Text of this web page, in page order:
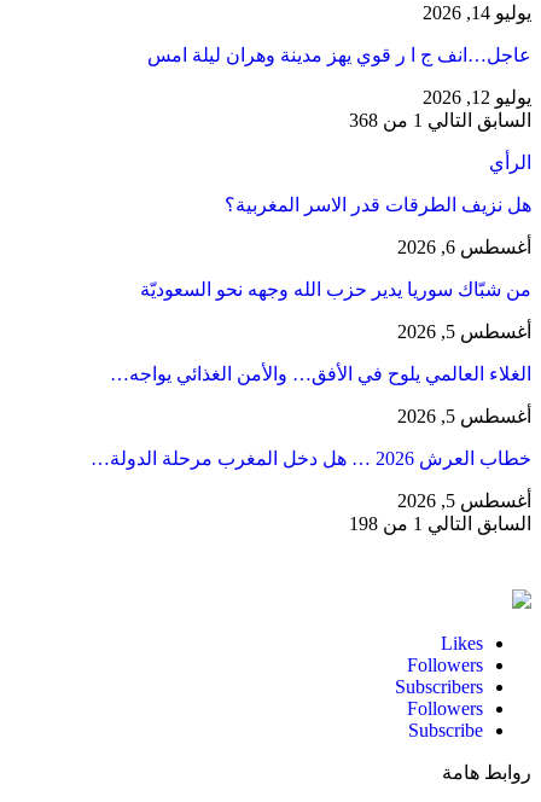
يوليو 14, 2026
عاجل…انف ج ا ر قوي يهز مدينة وهران ليلة امس
يوليو 12, 2026
السابق التالي 1 من 368
الرأي
هل نزيف الطرقات قدر الاسر المغربية؟
أغسطس 6, 2026
من شبّاك سوريا يدير حزب الله وجهه نحو السعوديّة
أغسطس 5, 2026
الغلاء العالمي يلوح في الأفق… والأمن الغذائي يواجه…
أغسطس 5, 2026
خطاب العرش 2026 … هل دخل المغرب مرحلة الدولة…
أغسطس 5, 2026
السابق التالي 1 من 198
Likes
Followers
Subscribers
Followers
Subscribe
روابط هامة